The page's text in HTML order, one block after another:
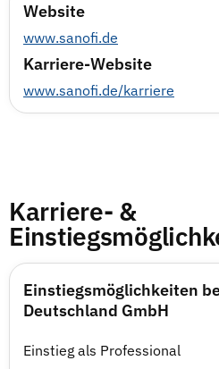
Website
www.sanofi.de
Karriere-Website
www.sanofi.de/karriere
Karriere- &
Einstiegsmöglichkeiten
Deutschland GmbH
Einstieg als Professional